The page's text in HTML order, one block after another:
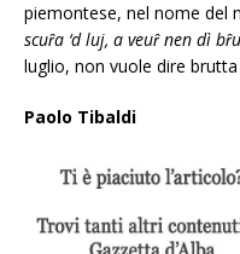
piemontese, nel nome del
scuȓa ‘d luj, a veuȓ nen dì
luglio, non vuole dire
Paolo Tibaldi